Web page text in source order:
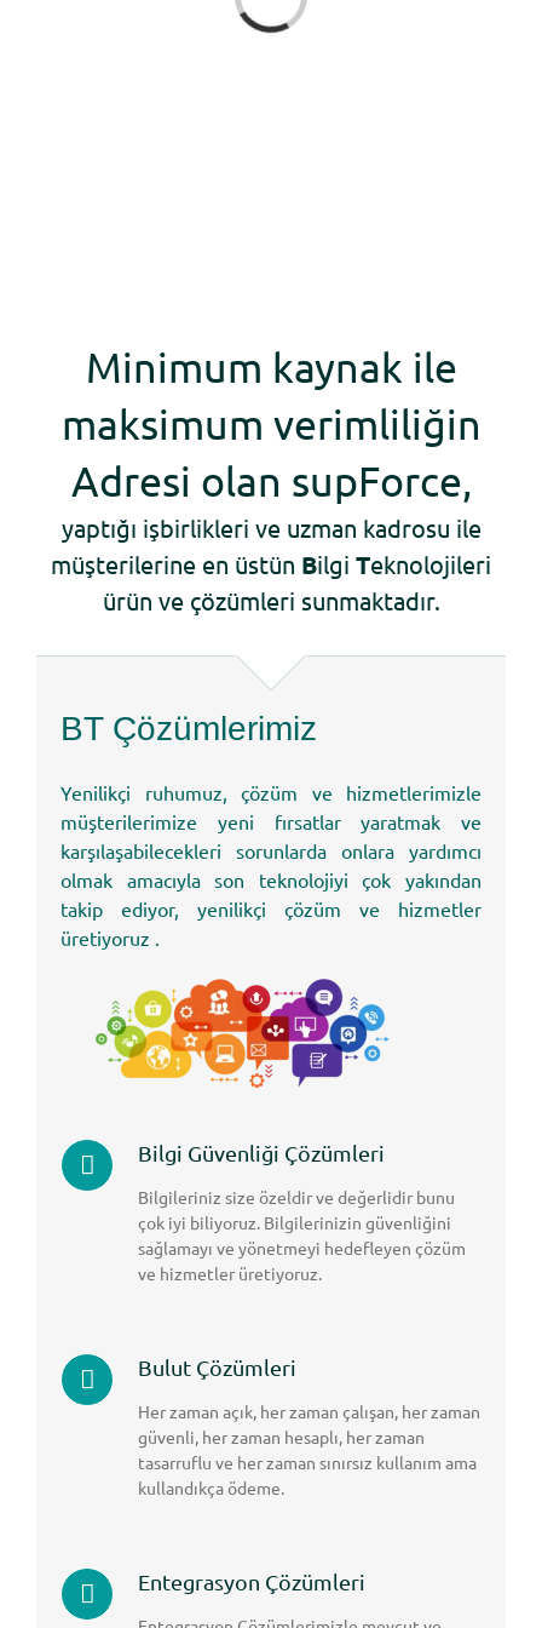
Yükleniyor...
Minimum kaynak ile
maksimum verimliliğin
Adresi olan supForce,
yaptığı işbirlikleri ve uzman kadrosu ile
müşterilerine en üstün Bilgi Teknolojileri
ürün ve çözümleri sunmaktadır.
BT Çözümlerimiz
Yenilikçi ruhumuz, çözüm ve hizmetlerimizle
müşterilerimize yeni fırsatlar yaratmak ve
karşılaşabilecekleri sorunlarda onlara yardımcı
olmak amacıyla son teknolojiyi çok yakından
takip ediyor, yenilikçi çözüm ve hizmetler
üretiyoruz .
Bilgi Güvenliği Çözümleri
Bilgileriniz size özeldir ve değerlidir bunu
çok iyi biliyoruz. Bilgilerinizin güvenliğini
sağlamayı ve yönetmeyi hedefleyen çözüm
ve hizmetler üretiyoruz.
Bulut Çözümleri
Her zaman açık, her zaman çalışan, her zaman
güvenli, her zaman hesaplı, her zaman
tasarruflu ve her zaman sınırsız kullanım ama
kullandıkça ödeme.
Entegrasyon Çözümleri